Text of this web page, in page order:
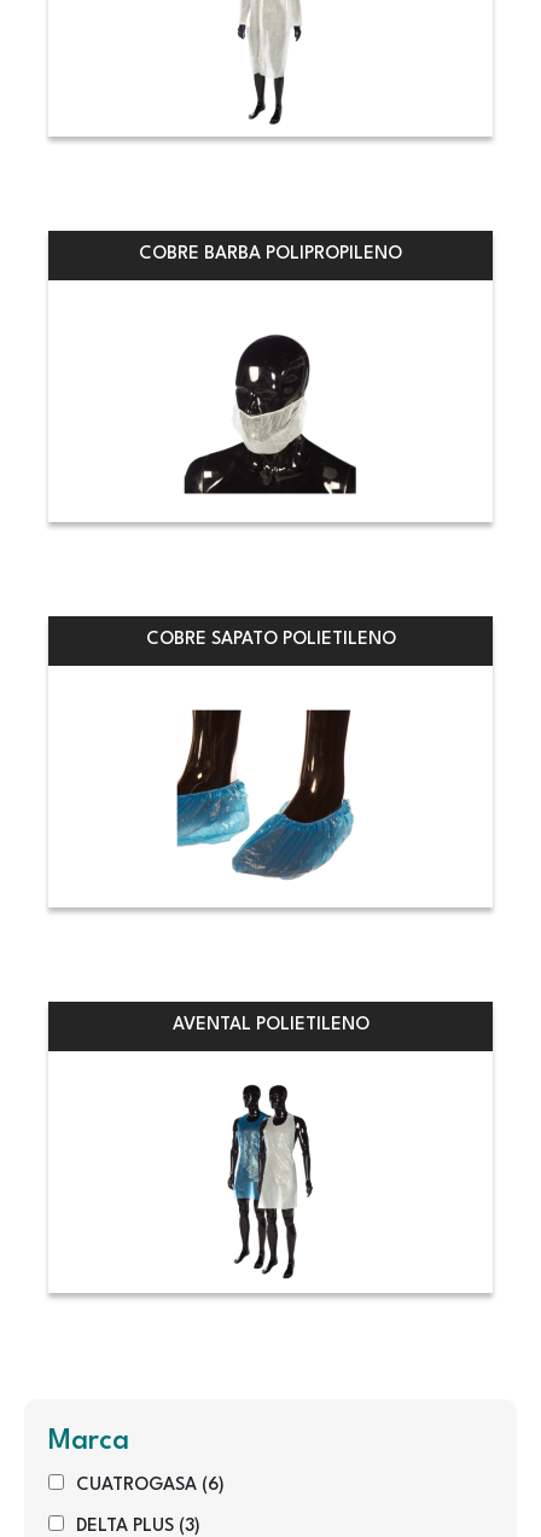
Marca
CUATROGASA (6)
DELTA PLUS (3)
COBRE BARBA POLIPROPILENO
COBRE SAPATO POLIETILENO
AVENTAL POLIETILENO